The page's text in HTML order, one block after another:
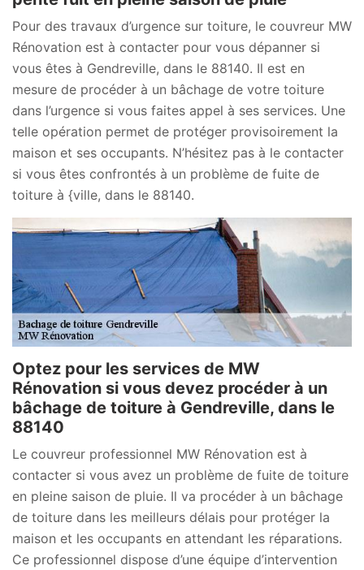
Pour des travaux d’urgence sur toiture, le couvreur MW
Rénovation est à contacter pour vous dépanner si
vous êtes à Gendreville, dans le 88140. Il est en
mesure de procéder à un bâchage de votre toiture
dans l’urgence si vous faites appel à ses services. Une
telle opération permet de protéger provisoirement la
maison et ses occupants. N’hésitez pas à le contacter
si vous êtes confrontés à un problème de fuite de
toiture à {ville, dans le 88140.
Optez pour les services de MW
Rénovation si vous devez procéder à un
bâchage de toiture à Gendreville, dans le
88140
Le couvreur professionnel MW Rénovation est à
contacter si vous avez un problème de fuite de toiture
en pleine saison de pluie. Il va procéder à un bâchage
de toiture dans les meilleurs délais pour protéger la
maison et les occupants en attendant les réparations.
Ce professionnel dispose d’une équipe d’intervention